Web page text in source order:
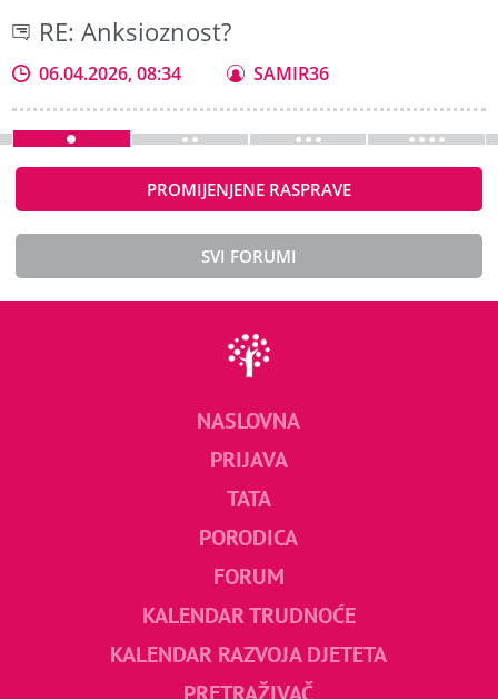
RE: Anksioznost?
06.04.2026, 08:34 SAMIR36
PROMIJENJENE RASPRAVE
SVI FORUMI
NASLOVNA
PRIJAVA
TATA
PORODICA
FORUM
KALENDAR TRUDNOĆE
KALENDAR RAZVOJA DJETETA
PRETRAŽIVAČ